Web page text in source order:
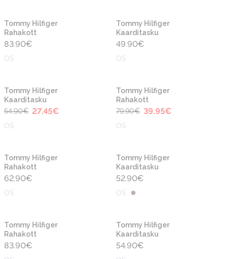
Tommy Hilfiger
Rahakott
83.90€
OS
Tommy Hilfiger
Kaarditasku
49.90€
OS
-50%
Tommy Hilfiger
Kaarditasku
54.90€ 27.45€
OS
-50%
Tommy Hilfiger
Rahakott
79.90€ 39.95€
OS
Tommy Hilfiger
Rahakott
62.90€
OS
Tommy Hilfiger
Kaarditasku
52.90€
OS
Tommy Hilfiger
Rahakott
83.90€
Tommy Hilfiger
Kaarditasku
54.90€